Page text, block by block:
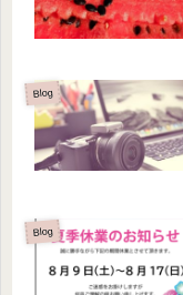
Blog
Blog